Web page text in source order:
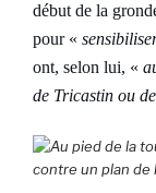
début de la
pour «
ont, selon lui, «
de Tricastin ou